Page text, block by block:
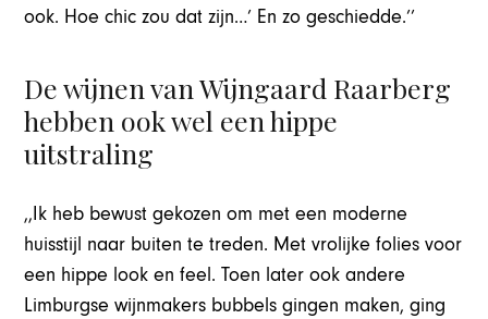
ook. Hoe chic zou dat zijn…’ En zo geschiedde.’’
De wijnen van Wijngaard Raarberg
hebben ook wel een hippe
uitstraling
,,Ik heb bewust gekozen om met een moderne
huisstijl naar buiten te treden. Met vrolijke folies voor
een hippe look en feel. Toen later ook andere
Limburgse wijnmakers bubbels gingen maken, ging